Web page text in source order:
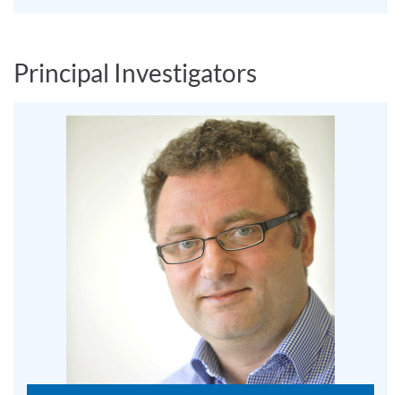
Principal Investigators